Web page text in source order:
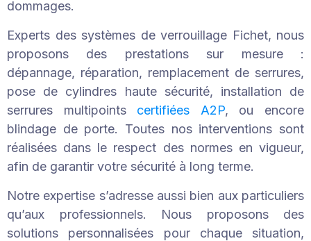
dommages.
Experts des systèmes de verrouillage Fichet, nous
proposons des prestations sur mesure :
dépannage, réparation, remplacement de serrures,
pose de cylindres haute sécurité, installation de
serrures multipoints certifiées A2P, ou encore
blindage de porte. Toutes nos interventions sont
réalisées dans le respect des normes en vigueur,
afin de garantir votre sécurité à long terme.
Notre expertise s’adresse aussi bien aux particuliers
qu’aux professionnels. Nous proposons des
solutions personnalisées pour chaque situation,